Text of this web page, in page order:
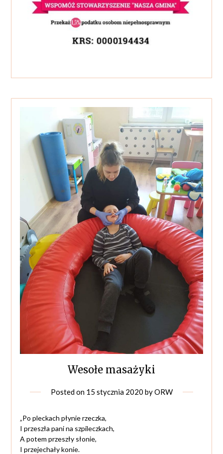
Wesołe masażyki
Posted on 15 stycznia 2020 byORW
„Po pleckach płynie rzeczka,
I przeszła pani na szpileczkach,
A potem przeszły słonie,
I przejechały konie.